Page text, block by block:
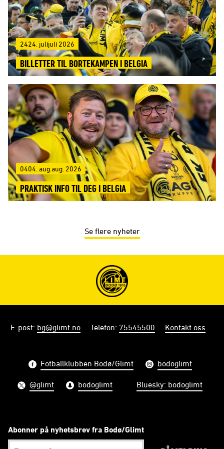
2424. julijuli 2026
BILLETTER TIL BORTEKAMPEN I BELGIA
0404. aug.aug. 2026
PRAKTISK INFO TIL DEG I BELGIA
Se flere nyheter
E-post: bg@glimt.no Telefon: 75545500 Kontakt oss
Fotballklubben Bodø/Glimt bodoglimt
@glimt bodoglimt Bluesky: bodoglimt
Abonner på nyhetsbrev fra Bodø/Glimt